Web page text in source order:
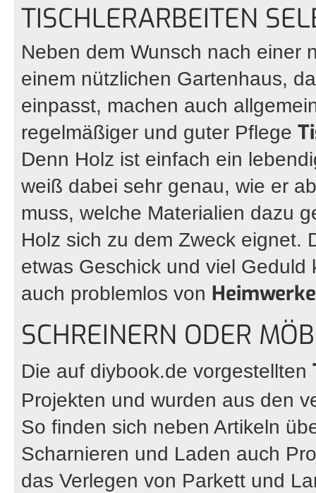
TISCHLERARBEITEN
Neben dem Wunsch nach einer
einem nützlichen Gartenhaus,
einpasst, machen auch
regelmäßiger und guter Pflege
Denn Holz ist einfach ein
weiß dabei sehr genau, wie er
muss, welche Materialien dazu
Holz sich zu dem Zweck eignet.
etwas Geschick und viel
auch problemlos von
SCHREINERN ODER
Die auf diybook.de vorgestellten
Projekten und wurden aus den
So finden sich neben Artikeln
Scharnieren und Laden auch
das Verlegen von Parkett und